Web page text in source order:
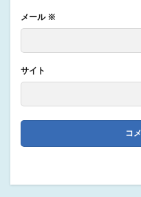
メール ※
サイト